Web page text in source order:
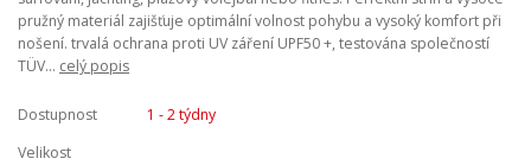
pružný materiál zajišťuje optimální volnost pohybu a vysoký komfort při
nošení. trvalá ochrana proti UV záření UPF50 +, testována společností
TÜV... celý popis
Dostupnost
1 - 2 týdny
Velikost